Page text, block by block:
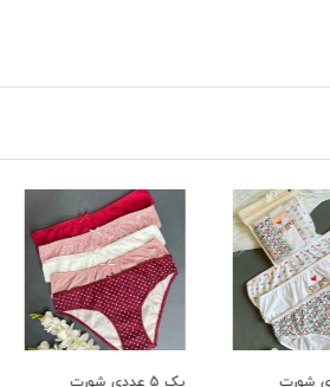
پک 5 عددی شورت
پک 5 عددی شورت